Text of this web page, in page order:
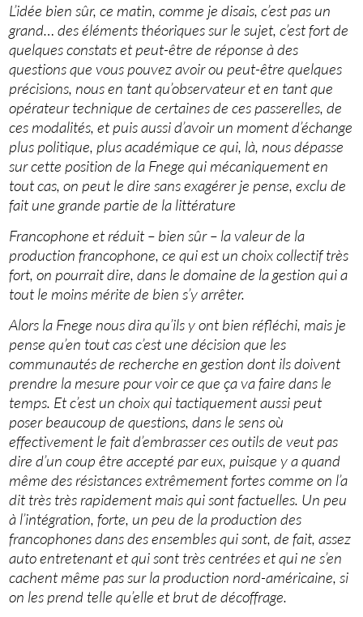
L’idée bien sûr, ce matin, comme je disais, c’est pas un
grand… des éléments théoriques sur le sujet, c’est fort de
quelques constats et peut-être de réponse à des
questions que vous pouvez avoir ou peut-être quelques
précisions, nous en tant qu’observateur et en tant que
opérateur technique de certaines de ces passerelles, de
ces modalités, et puis aussi d’avoir un moment d’échange
plus politique, plus académique ce qui, là, nous dépasse
sur cette position de la Fnege qui mécaniquement en
tout cas, on peut le dire sans exagérer je pense, exclu de
fait une grande partie de la littérature
Francophone et réduit – bien sûr – la valeur de la
production francophone, ce qui est un choix collectif très
fort, on pourrait dire, dans le domaine de la gestion qui a
tout le moins mérite de bien s’y arrêter.
Alors la Fnege nous dira qu’ils y ont bien réfléchi, mais je
pense qu’en tout cas c’est une décision que les
communautés de recherche en gestion dont ils doivent
prendre la mesure pour voir ce que ça va faire dans le
temps. Et c’est un choix qui tactiquement aussi peut
poser beaucoup de questions, dans le sens où
effectivement le fait d’embrasser ces outils de veut pas
dire d’un coup être accepté par eux, puisque y a quand
même des résistances extrêmement fortes comme on l’a
dit très très rapidement mais qui sont factuelles. Un peu
à l’intégration, forte, un peu de la production des
francophones dans des ensembles qui sont, de fait, assez
auto entretenant et qui sont très centrées et qui ne s’en
cachent même pas sur la production nord-américaine, si
on les prend telle qu’elle et brut de décoffrage.